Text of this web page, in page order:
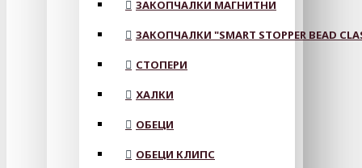
ЗАКОПЧАЛКИ МАГНИТНИ
ЗАКОПЧАЛКИ "SMART STOPPER BEAD
СТОПЕРИ
ХАЛКИ
ОБЕЦИ
ОБЕЦИ КЛИПС